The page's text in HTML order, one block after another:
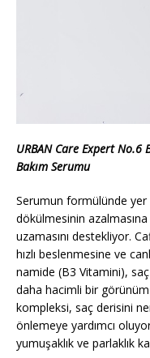
URBAN Care Expert No.6
Bakım Serumu
Serumun formülünde
dökülmesinin azalmasına
uzamasını destekliyor.
hızlı beslenmesine ve
namide (B3 Vitamini),
daha hacimli bir görünüm
kompleksi, saç derisini
önlemeye yardımcı
yumuşaklık ve parlaklık